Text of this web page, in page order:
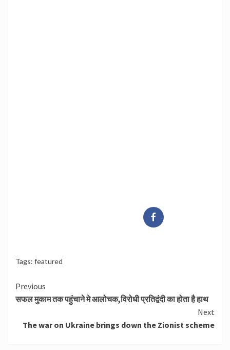
Tags: featured
Continue
Reading
Previous
सफल मुकाम तक पहुंचाने मे आलोचक,विरोधी प्रतिद्वंदी का होता है हाथ
Next
The war on Ukraine brings down the Zionist scheme